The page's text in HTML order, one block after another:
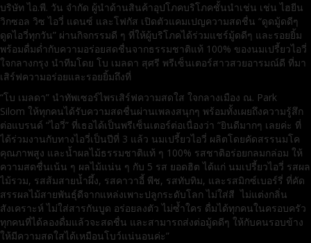
บริษัท ไอ.พี. วัน จำกัด ผู้นำด้านสินค้าอุปโภคบริโภคชั้นนำเช่น เช่น ไฮยีน
วิกซอล วิซ ไอวี่ แดนซ์ และโฟกัส เปิดตัวแคมเปญความสดชื่น “ดูดมู้ดดีๆ
ดูดไอวี่ทุกวัน” ผ่านกิจกรรมดี ๆ ที่ให้ผู้บริโภคได้ร่วมแชร์มู้ดดีๆ และรอยยิ้ม
พร้อมดื่มด่ำกับความอร่อยสดชื่นจากธรรมชาติแท้ 100% ของนมเปรี้ยวไอวี่
ใจกลางกรุง นำทีมโดย โบ เมลดา สุศรี พรีเซ็นเตอร์สาวสวยอารมณ์ดี ที่มา
เสิร์ฟความอร่อยและรอยยิ้มถึงที่
“โบ เมลดา” นำทัพเซอร์ไพรเสิร์ฟความสดใส ใจกลางเมือง ณ. Park
Silom ให้ทุกคนได้รับความสดชื่นผ่านเพลงสนุกๆ พร้อมทั้งเผยถึงความรู้สึก
ต่อแบรนด์ “ไอวี่” ที่เธอได้เป็นพรีเซ็นเตอร์ต่อเนื่องว่า “ยินดีมากๆ เลยค่ะ ที่
ได้ร่วมงานกับทางไอวี่เป็นปีที่ 3 แล้ว นมเปรี้ยวไอวี่ ผลิตโดยคัดสรรนมโค
คุณภาพสูง และน้ำผลไม้ธรรมชาติแท้ ๆ 100% รสชาติอร่อยกลมกล่อม ให้
ความสดชื่นเน้น ๆ ผลไม้แน่น ๆ กับ 5 รส ยอดฮิต ได้แก่ นมเปรี้ยวไอวี่ รสผล
ไม้รวม, รสส้มสายน้ำผึ้ง, รสคาวาอี้ พีช, รสทับทิม, และรสมิกซ์เบอร์รี่ ที่คัด
สรรผลไม้สายพันธุ์ดีจากแหล่งเพาะปลูกระดับโลก ไม่ใส่สี ไม่แต่งกลิ่น
สังเคราะห์ ไม่ใส่สารกันบูด อร่อยลงตัว ไม่ซ้ำใคร ดื่มได้ทุกคนในครอบครัว
ทุกคนที่ได้ลองดื่มแล้วจะสดชื่น และสามารถส่งต่อมู้ดดีๆ ให้กับคนรอบข้าง
ให้มีความสดใสได้เหมือนโบว์แน่นอนค่ะ”